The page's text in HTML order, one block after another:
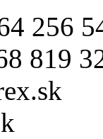
256
819